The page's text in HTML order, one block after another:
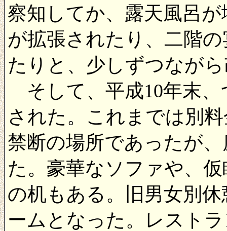
察知してか、露天風呂
が拡張されたり、二階
たりと、少しずつなが
そして、平成10年末、
された。これまでは別
禁断の場所であったが
た。豪華なソファや、
の机もある。旧男女別
ームとなった。レスト